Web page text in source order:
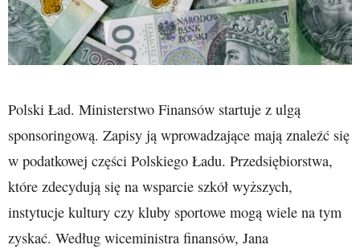
Polski Ład. Ministerstwo Finansów startuje z ulgą
sponsoringową. Zapisy ją wprowadzające mają znaleźć się
w podatkowej części Polskiego Ładu. Przedsiębiorstwa,
które zdecydują się na wsparcie szkół wyższych,
instytucje kultury czy kluby sportowe mogą wiele na tym
zyskać. Według wiceministra finansów, Jana